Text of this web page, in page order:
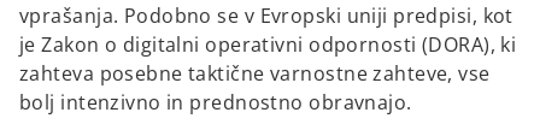
vprašanja. Podobno se v Evropski uniji predpisi, kot
je Zakon o digitalni operativni odpornosti (DORA), ki
zahteva posebne taktične varnostne zahteve, vse
bolj intenzivno in prednostno obravnajo.